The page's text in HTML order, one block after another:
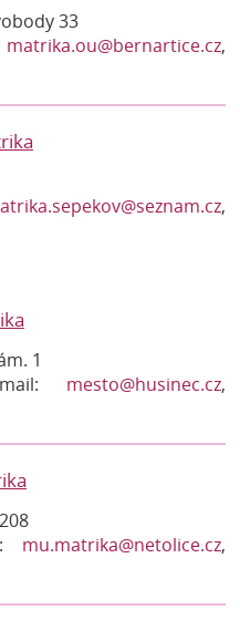
33
matrika.ou@bernartice.cz,
,
1
mesto@husinec.cz,
mu.matrika@netolice.cz,